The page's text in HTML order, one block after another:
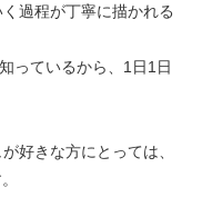
過程が丁寧に描かれる
っているから、1日1日
好きな方にとっては、